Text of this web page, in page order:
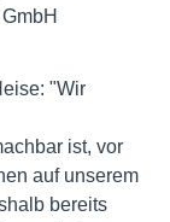
"Wir
ist, vor
auf unserem
bereits